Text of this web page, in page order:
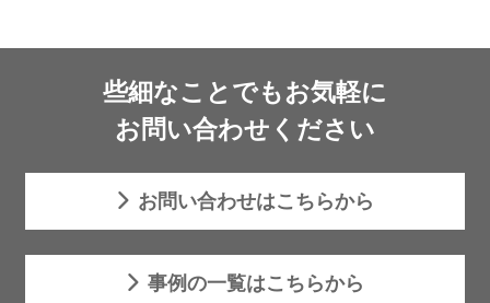
些細なことでもお気軽に
お問い合わせください
お問い合わせはこちらから
事例の一覧はこちらから